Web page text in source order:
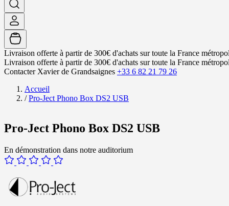
Livraison offerte à partir de 300€ d'achats sur toute la France
Livraison offerte à partir de 300€ d'achats sur toute la France
Contacter Xavier de Grandsaignes +33 6 82 21 79 26
Accueil
/ Pro-Ject Phono Box DS2 USB
Pro-Ject Phono Box DS2 USB
En démonstration dans notre auditorium